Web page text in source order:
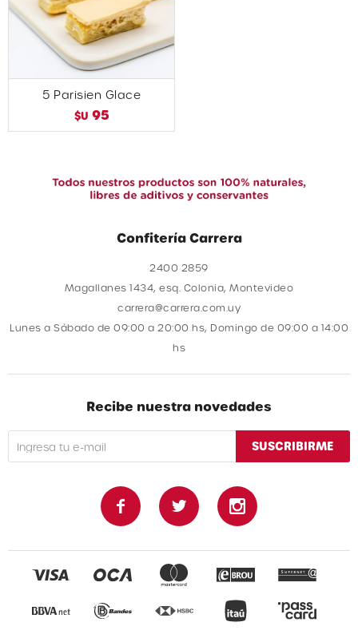
5 Parisien Glace
$U 95
Confitería Carrera
2400 2859
Magallanes 1434, esq. Colonia, Montevideo
carrera@carrera.com.uy
Lunes a Sábado de 09:00 a 20:00 hs, Domingo de 09:00 a 14:00
hs
Recibe nuestra novedades
SUSCRIBIRME
  